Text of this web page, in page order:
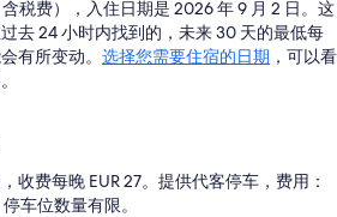
税费），入住日期是 2026 年 9 月 2 日。这
去 24 小时内找到的，未来 30 天的最低每
有所变动。 选择您需要住宿的日期 ，可以看
收费每晚 EUR 27。提供代客停车，费用：
车位数量有限。